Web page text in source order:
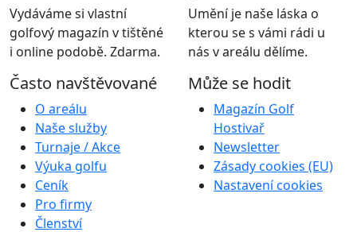
Vydáváme si vlastní
golfový magazín v tištěné
i online podobě. Zdarma.
Umění je naše láska o
kterou se s vámi rádi u
nás v areálu dělíme.
Často navštěvované
O areálu
Naše služby
Turnaje / Akce
Výuka golfu
Ceník
Pro firmy
Členství
Může se hodit
Magazín Golf
Hostivař
Newsletter
Zásady cookies (EU)
Nastavení cookies